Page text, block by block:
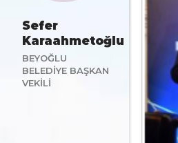
Sefer
Karaahmetoğlu
BEYOĞLU
BELEDİYE BAŞKAN
VEKİLİ